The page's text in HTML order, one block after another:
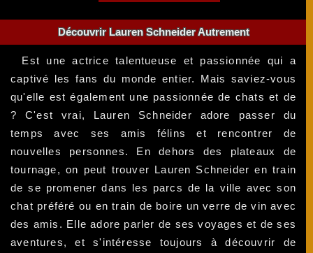
Découvrir Lauren Schneider Autrement
Est une actrice talentueuse et passionnée qui a
captivé les fans du monde entier. Mais saviez-vous
qu'elle est également une passionnée de chats et de
? C'est vrai, Lauren Schneider adore passer du
temps avec ses amis félins et rencontrer de
nouvelles personnes. En dehors des plateaux de
tournage, on peut trouver Lauren Schneider en train
de se promener dans les parcs de la ville avec son
chat préféré ou en train de boire un verre de vin avec
des amis. Elle adore parler de ses voyages et de ses
aventures, et s'intéresse toujours à découvrir de